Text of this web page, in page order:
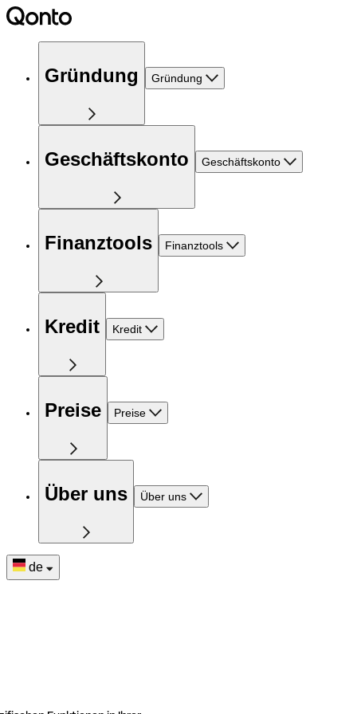
Gründung Gründung
Geschäftskonto Geschäftskonto
Finanztools Finanztools
Kredit Kredit
Preise Preise
Über uns Über uns
de